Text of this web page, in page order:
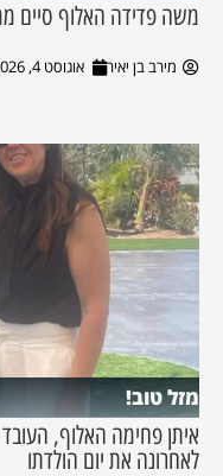
משה פדידה האלוף סיים
מירב בן יאיר אוגוסט 4, 2026
מזל טוב!
איתן פחימה האלוף,
לאחרונה את יום הולדתו